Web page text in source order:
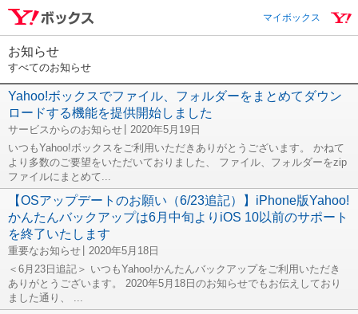
マイボックス
お知らせ
すべてのお知らせ
Yahoo!ボックスでファイル、フォルダーをまとめてダウン
ロードする機能を提供開始しました
サービスからのお知らせ
2020年5月19日
いつもYahoo!ボックスをご利用いただきありがとうございます。 かねて
より多数のご要望をいただいておりました、 ファイル、フォルダーをzip
ファイルにまとめて...
【OSアップデートのお願い（6/23追記）】iPhone版Yahoo!
かんたんバックアップは6月中旬よりiOS 10以前のサポート
を終了いたします
重要なお知らせ
2020年5月18日
＜6月23日追記＞ いつもYahoo!かんたんバックアップをご利用いただき
ありがとうございます。 2020年5月18日のお知らせでもお伝えしており
ました通り、 ...